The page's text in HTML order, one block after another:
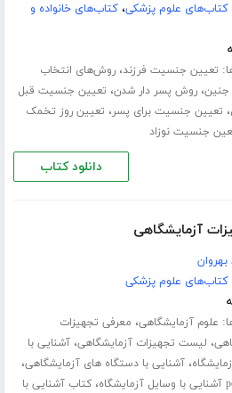
کتاب‌های علوم پزشکی،کتاب‌های خانواده و
تعیین جنسیت فرزند،روش‌های انتخاب
،روش پسر دار شدن، تعیین جنسیت قبل
، تعیین جنسیت برای پسر، تعیین روز تخمک
جنسیت نوزاد
دانلود کتاب
آزمایشگاهی
کتاب‌های علوم پزشکی
علوم آزمایشگاهی، معرفی تجهیزات
، لیست تجهیزات آزمایشگاهی،آشنایی با
،آشنایی با دستگاه های آزمایشگاهی،
،کتاب آشنایی با